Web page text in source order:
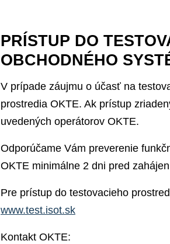
PRÍSTUP DO
OBCHODNÉHO
V prípade záujmu o účasť na
prostredia OKTE. Ak prístup
uvedených operátorov OKTE.
Odporúčame Vám preverenie
OKTE minimálne 2 dni pred
Pre prístup do testovacieho
www.test.isot.sk
Kontakt OKTE: